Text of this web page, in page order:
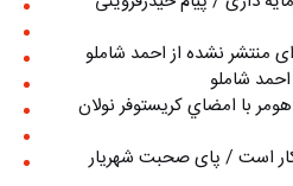
منتشر نشده از احمد شاملو
شاملو
با امضاي كريستوفر نولان
است / پای صحبت شهريار